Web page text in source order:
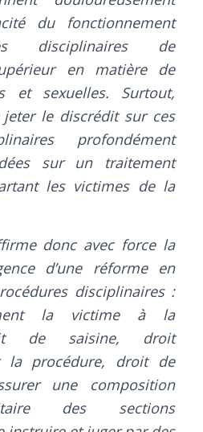
du fonctionnement
disciplinaires de
en matière de
et sexuelles. Surtout,
jeter le discrédit sur ces
profondément
sur un traitement
les victimes de la
donc avec force la
d’une réforme en
disciplinaires :
la victime à la
de saisine, droit
la procédure, droit de
une composition
des sections